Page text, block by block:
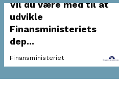
Vil du være med til at
udvikle
Finansministeriets
dep...
Finansministeriet